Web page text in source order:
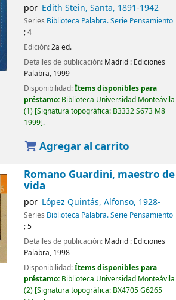
por Edith Stein, Santa, 1891-1942
Series Biblioteca Palabra. Serie Pensamiento
; 4
Edición:2a ed.
Detalles de publicación: Madrid : Ediciones
Palabra, 1999
Disponibilidad:Ítems disponibles para
préstamo: Biblioteca Universidad Monteávila
(1) Signatura topográfica: B3332 S673 M8
1999 .
Agregar al carrito
Romano Guardini, maestro de
vida
por López Quintás, Alfonso, 1928-
Series Biblioteca Palabra. Serie Pensamiento
; 5
Detalles de publicación: Madrid : Ediciones
Palabra, 1998
Disponibilidad:Ítems disponibles para
préstamo: Biblioteca Universidad Monteávila
(2) Signatura topográfica: BX4705 G6265